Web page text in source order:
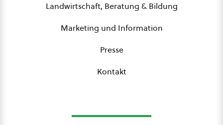
Landwirtschaft, Beratung & Bildung
Marketing und Information
Presse
Kontakt